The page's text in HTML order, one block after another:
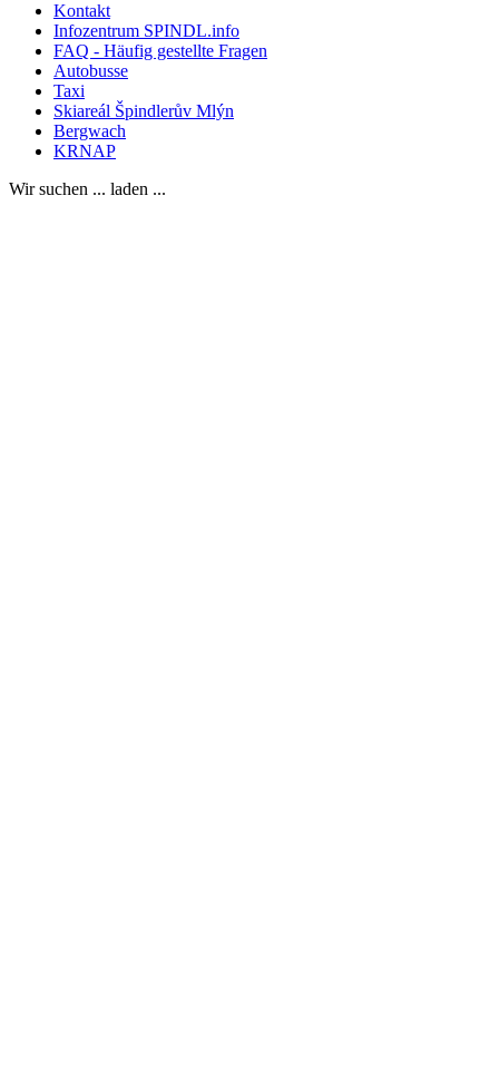
Kontakt
Infozentrum SPINDL.info
FAQ - Häufig gestellte Fragen
Autobusse
Taxi
Skiareál Špindlerův Mlýn
Bergwach
KRNAP
Wir suchen ... laden ...